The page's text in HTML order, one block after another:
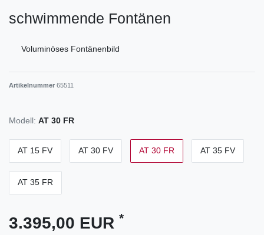
schwimmende Fontänen
Voluminöses Fontänenbild
Artikelnummer 65511
Modell: AT 30 FR
AT 15 FV AT 30 FV AT 30 FR AT 35 FV
AT 35 FR
3.395,00 EUR *